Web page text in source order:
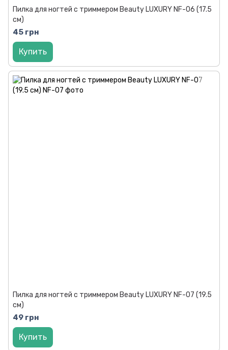
Пилка для ногтей с триммером Beauty LUXURY NF-06 (17.5
см)
45 грн
Купить
Пилка для ногтей с триммером Beauty LUXURY NF-07 (19.5
см)
49 грн
Купить